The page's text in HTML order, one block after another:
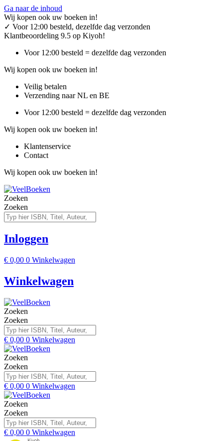
Ga naar de inhoud
Wij kopen ook uw boeken in!
✓ Voor 12:00 besteld, dezelfde dag verzonden
Klantbeoordeling 9.5 op Kiyoh!
Voor 12:00 besteld = dezelfde dag verzonden
Wij kopen ook uw boeken in!
Veilig betalen
Verzending naar NL en BE
Voor 12:00 besteld = dezelfde dag verzonden
Wij kopen ook uw boeken in!
Klantenservice
Contact
Wij kopen ook uw boeken in!
Zoeken
Zoeken
Inloggen
€ 0,00 0 Winkelwagen
Winkelwagen
Zoeken
Zoeken
€ 0,00 0 Winkelwagen
Zoeken
Zoeken
€ 0,00 0 Winkelwagen
Zoeken
Zoeken
€ 0,00 0 Winkelwagen